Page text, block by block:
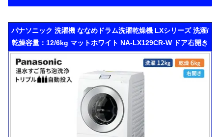
パナソニック 洗濯機 ななめドラム洗濯乾燥機 LXシリーズ 洗濯/
乾燥容量：12/6kg マットホワイト NA-LX129CR-W ドア右開き